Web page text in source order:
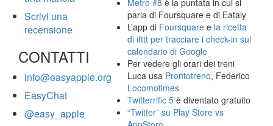
Scrivi una
recensione
CONTATTI
info@easyapple.org
EasyChat
@easy_apple
Metro #8 è la puntata in cui si
parla di Foursquare e di Eataly
L’app di Foursquare e la ricetta
di ifttt per tracciare i check-in sul
calendario di Google
Per vedere gli orari dei treni
Luca usa Prontotreno, Federico
Locomotimes
Twitterrific 5 è diventato gratuito
“Twitter” su Play Store vs